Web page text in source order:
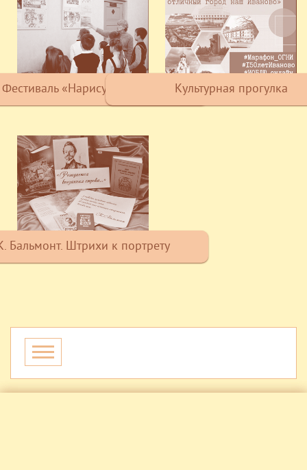
Фестиваль «Нарисуй родное» Культурная прогулка
Бальмонт. Штрихи к портрету